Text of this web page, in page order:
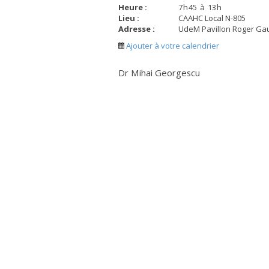
Heure : 7h45 à 13h
Lieu :
CAAHC Local N-805
Adresse :
UdeM Pavillon Roger
Ajouter à votre calendrier
Dr Mihai Georgescu